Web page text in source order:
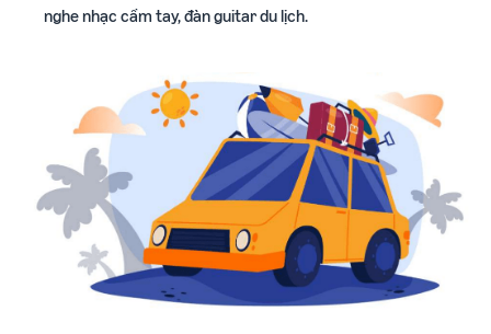
nghe nhạc cầm tay, đàn guitar du lịch.